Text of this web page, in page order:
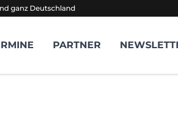
ganz Deutschland
PARTNER